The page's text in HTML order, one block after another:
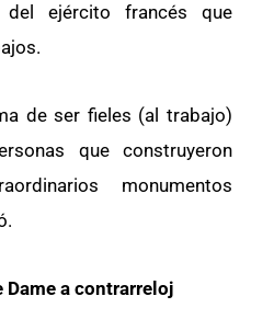
del ejército francés que
de ser fieles (al trabajo)
que construyeron
monumentos
Dame a contrarreloj